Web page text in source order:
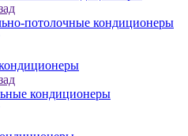
потолочные кондиционеры
кондиционеры